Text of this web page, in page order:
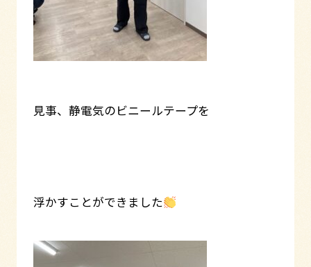
見事、静電気のビニールテープを
浮かすことができました